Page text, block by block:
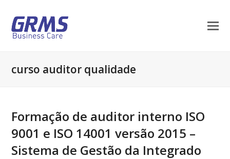
curso auditor qualidade
Formação de auditor interno ISO
9001 e ISO 14001 versão 2015 –
Sistema de Gestão da Integrado